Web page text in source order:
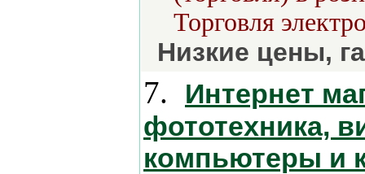
Торговля
Низкие цены,
7.
Интернет
фототехника,
компьютеры и